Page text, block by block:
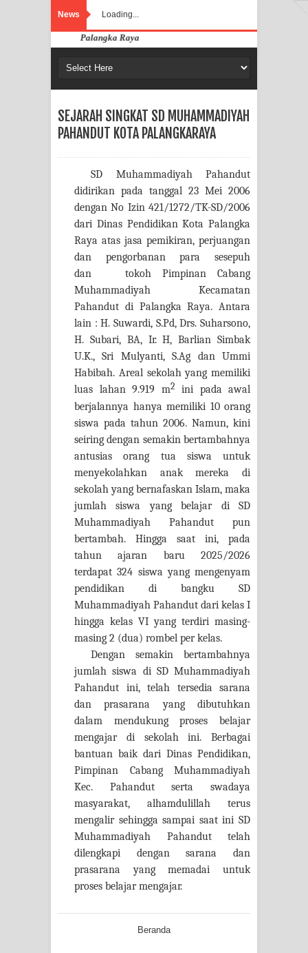
News Loading...
Pahandut Palangka Raya
SEJARAH SINGKAT SD MUHAMMADIYAH
PAHANDUT KOTA PALANGKARAYA
SD Muhammadiyah Pahandut
didirikan pada tanggal 23 Mei 2006
dengan No Izin 421/1272/TK-SD/2006
dari Dinas Pendidikan Kota Palangka
Raya atas jasa pemikiran, perjuangan
dan pengorbanan para sesepuh
dan
tokoh Pimpinan Cabang
Muhammadiyah Kecamatan
Pahandut di Palangka Raya. Antara
lain : H. Suwardi, S.Pd, Drs. Suharsono,
H. Subari, BA, Ir. H, Barlian Simbak
U.K., Sri Mulyanti, S.Ag dan Ummi
Habibah. Areal sekolah yang memiliki
luas lahan 9.919 m2ini pada awal
berjalannya hanya memiliki 10 orang
siswa pada tahun 2006. Namun, kini
seiring dengan semakin bertambahnya
antusias orang tua siswa untuk
menyekolahkan anak mereka di
sekolah yang bernafaskan Islam, maka
jumlah siswa yang belajar di SD
Muhammadiyah Pahandut pun
bertambah. Hingga saat ini, pada
tahun ajaran baru 2025/2026
terdapat 324 siswa yang mengenyam
pendidikan di bangku SD
Muhammadiyah Pahandut dari kelas I
hingga kelas VI yang terdiri masing-
masing 2 (dua) rombel per kelas.
Dengan semakin bertambahnya
jumlah siswa di SD Muhammadiyah
Pahandut ini, telah tersedia sarana
dan prasarana yang dibutuhkan
dalam mendukung proses belajar
mengajar di sekolah ini. Berbagai
bantuan baik dari Dinas Pendidikan,
Pimpinan Cabang Muhammadiyah
Kec. Pahandut serta swadaya
masyarakat, alhamdulillah terus
mengalir sehingga sampai saat ini SD
Muhammadiyah Pahandut telah
dilengkapi dengan sarana dan
prasarana yang memadai untuk
proses belajar mengajar.
Beranda